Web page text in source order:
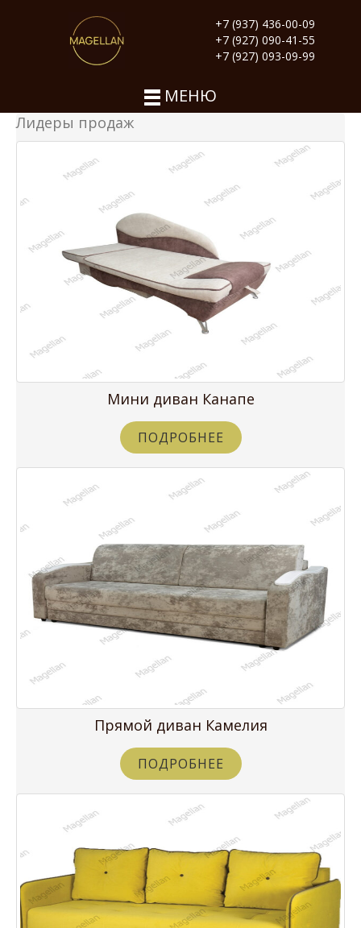
+7 (937) 436-00-09
+7 (927) 090-41-55
+7 (927) 093-09-99
МЕНЮ
Лидеры продаж
Мини диван Канапе
ПОДРОБНЕЕ
Прямой диван Камелия
ПОДРОБНЕЕ